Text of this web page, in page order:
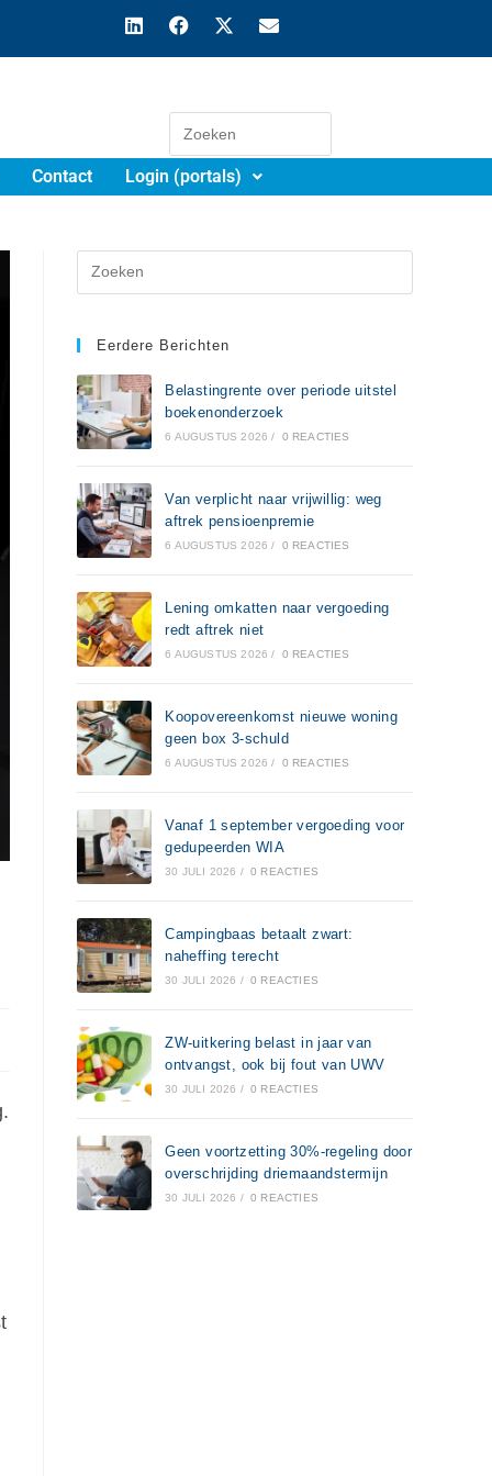
Contact Login (portals)
Eerdere Berichten
Belastingrente over periode uitstel
boekenonderzoek
6 AUGUSTUS 2026 / 0 REACTIES
Van verplicht naar vrijwillig: weg
aftrek pensioenpremie
6 AUGUSTUS 2026 / 0 REACTIES
Lening omkatten naar vergoeding
redt aftrek niet
6 AUGUSTUS 2026 / 0 REACTIES
Koopovereenkomst nieuwe woning
geen box 3-schuld
6 AUGUSTUS 2026 / 0 REACTIES
Vanaf 1 september vergoeding voor
gedupeerden WIA
30 JULI 2026 / 0 REACTIES
Campingbaas betaalt zwart:
naheffing terecht
30 JULI 2026 / 0 REACTIES
ZW-uitkering belast in jaar van
ontvangst, ook bij fout van UWV
30 JULI 2026 / 0 REACTIES
Geen voortzetting 30%-regeling door
overschrijding driemaandstermijn
30 JULI 2026 / 0 REACTIES